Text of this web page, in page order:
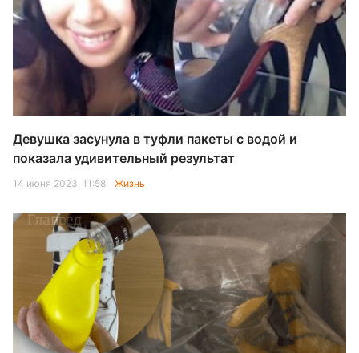
Девушка засунула в туфли пакеты с водой и
показала удивительный результат
14 июня 2023, 11:58 Жизнь